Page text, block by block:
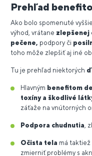
Prehľad
Ako bolo spomenuté vyššie,
výhod, vrátane zlepšenej
pečene, podpory či
toho môže zlepšiť aj iné
Tu je prehľad niektorých
Hlavným benefitom
toxíny a škodlivé
záťaže na vnútorných
Podpora chudnutia ,
Očista tela má taktiež
zmierniť problémy s